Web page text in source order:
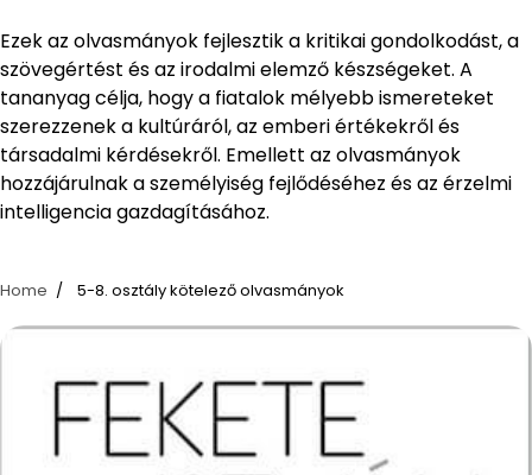
Ezek az olvasmányok fejlesztik a kritikai gondolkodást, a
szövegértést és az irodalmi elemző készségeket. A
tananyag célja, hogy a fiatalok mélyebb ismereteket
szerezzenek a kultúráról, az emberi értékekről és
társadalmi kérdésekről. Emellett az olvasmányok
hozzájárulnak a személyiség fejlődéséhez és az érzelmi
intelligencia gazdagításához.
Home 5-8. osztály kötelező olvasmányok